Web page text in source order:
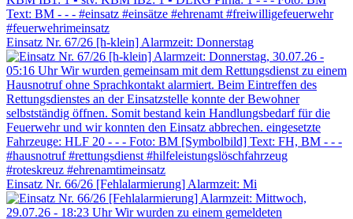
Einsatz Nr. 67/26 [h-klein] Alarmzeit: Donnerstag
Einsatz Nr. 66/26 [Fehlalarmierung] Alarmzeit: Mi